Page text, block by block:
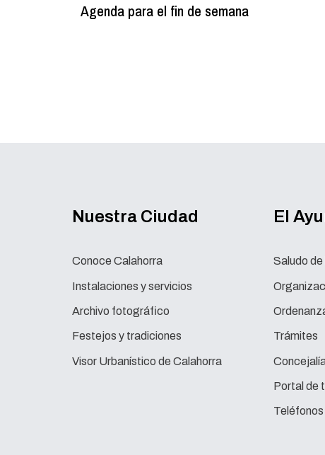
Agenda para el fin de semana
Nuestra Ciudad
Conoce Calahorra
Instalaciones y servicios
Archivo fotográfico
Festejos y tradiciones
Visor Urbanístico de Calahorra
El
Saludo
Trámites
Portal de